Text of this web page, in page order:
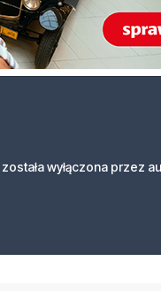
wyłączona przez